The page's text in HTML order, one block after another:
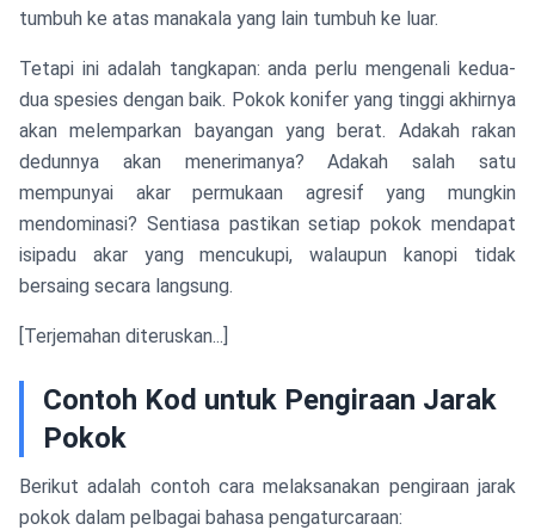
tumbuh ke atas manakala yang lain tumbuh ke luar.
Tetapi ini adalah tangkapan: anda perlu mengenali kedua-
dua spesies dengan baik. Pokok konifer yang tinggi akhirnya
akan melemparkan bayangan yang berat. Adakah rakan
dedunnya akan menerimanya? Adakah salah satu
mempunyai akar permukaan agresif yang mungkin
mendominasi? Sentiasa pastikan setiap pokok mendapat
isipadu akar yang mencukupi, walaupun kanopi tidak
bersaing secara langsung.
[Terjemahan diteruskan...]
Contoh Kod untuk Pengiraan Jarak
Pokok
Berikut adalah contoh cara melaksanakan pengiraan jarak
pokok dalam pelbagai bahasa pengaturcaraan: